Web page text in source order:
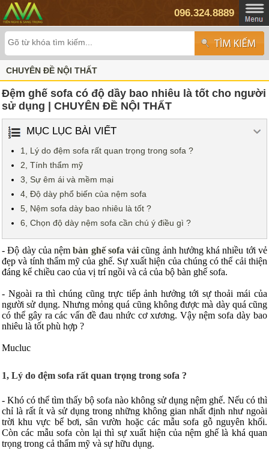
096.324.8889
CHUYÊN ĐỀ NỘI THẤT
Đệm ghế sofa có độ dầy bao nhiêu là tốt cho người
sử dụng | CHUYÊN ĐỀ NỘI THẤT
MỤC LỤC BÀI VIẾT
1, Lý do đệm sofa rất quan trọng trong sofa ?
2, Tính thẩm mỹ
3, Sự êm ái và mềm mại
4, Độ dày phổ biến của nệm sofa
5, Nệm sofa dày bao nhiêu là tốt ?
6, Chọn độ dày nệm sofa cần chú ý điều gì ?
- Độ dày của nệmbàn ghế sofa vảicũng ảnh hưởng khá nhiều tới vẻ
đẹp và tính thẩm mỹ của ghế. Sự xuất hiện của chúng có thể cải thiện
đáng kể chiều cao của vị trí ngồi và cả của bộ bàn ghế sofa.
- Ngoài ra thì chúng cũng trực tiếp ảnh hưởng tới sự thoải mái của
người sử dụng. Nhưng mỏng quá cũng không được mà dày quá cũng
có thể gây ra các vấn đề đau nhức cơ xương. Vậy nệm sofa dày bao
nhiêu là tốt phù hợp ?
Mucluc
1, Lý do đệm sofa rất quan trọng trong sofa ?
- Khó có thể tìm thấy bộ sofa nào không sử dụng nệm ghế. Nếu có thì
chỉ là rất ít và sử dụng trong những không gian nhất định như ngoài
trời khu vực bể bơi, sân vườn hoặc các mẫu sofa gỗ nguyên khối.
Còn các mẫu sofa còn lại thì sự xuất hiện của nệm ghế là khá quan
trọng trong cả thẩm mỹ và sự hữu dụng.